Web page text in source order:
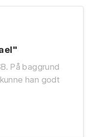
På baggrund
han godt